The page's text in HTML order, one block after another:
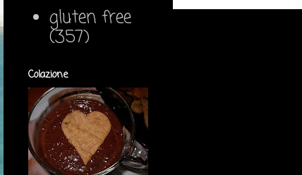
gluten free
(357)
Colazione